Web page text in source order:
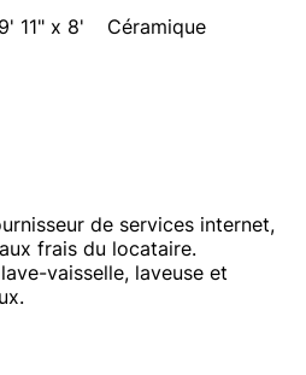
9' 11" x 8' Céramique
de services internet,
frais du locataire.
vaisselle, laveuse et